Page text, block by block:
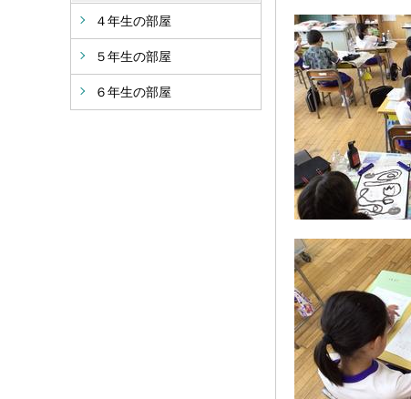
４年生の部屋
５年生の部屋
６年生の部屋